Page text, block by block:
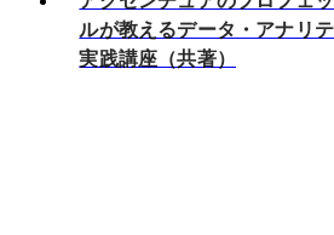
ルが教えるデータ・アナリ
実践講座（共著）